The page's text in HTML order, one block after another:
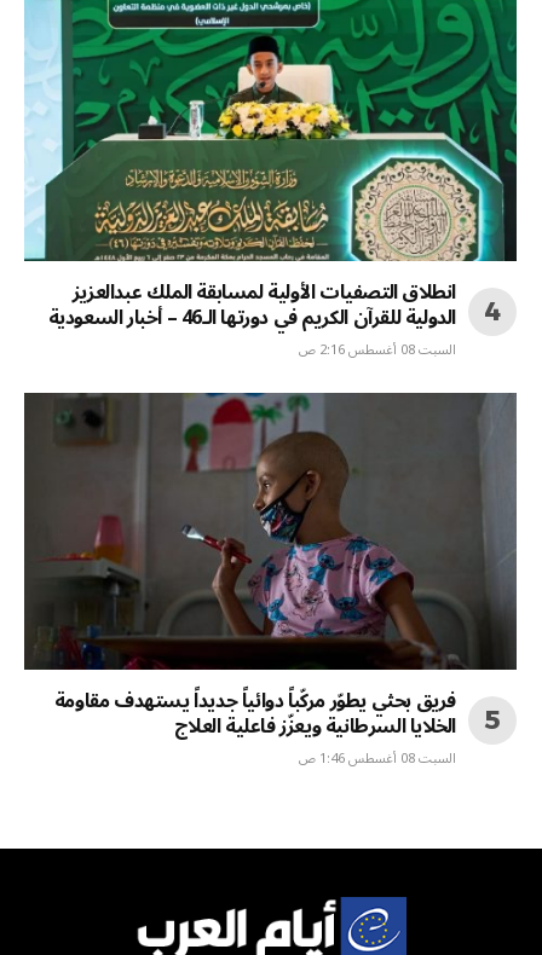
انطلاق التصفيات الأولية لمسابقة الملك عبدالعزيز
الدولية للقرآن الكريم في دورتها الـ46 – أخبار السعودية
السبت 08 أغسطس 2:16 ص
فريق بحثي يطوّر مركّباً دوائياً جديداً يستهدف مقاومة
الخلايا السرطانية ويعزّز فاعلية العلاج
السبت 08 أغسطس 1:46 ص